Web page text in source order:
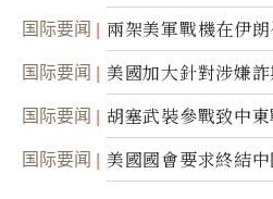
国际要闻
兩架美軍戰機在伊
蹤
国际要闻
美國加大針對涉嫌
民權力度
国际要闻
胡塞武裝參戰致中
面入侵的可能性
国际要闻 美國國會要求終結